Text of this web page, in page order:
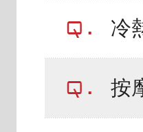
冷
按